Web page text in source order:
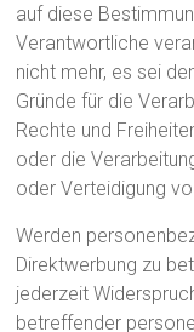
auf diese
Verantwortliche
nicht mehr, es sei
Gründe für die
Rechte und
oder die
oder Verteidigung
Werden
Direktwerbung zu
jederzeit
betreffender